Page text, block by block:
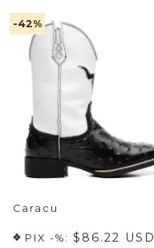
-42%
Caracu
PIX -%: $86.22 USD